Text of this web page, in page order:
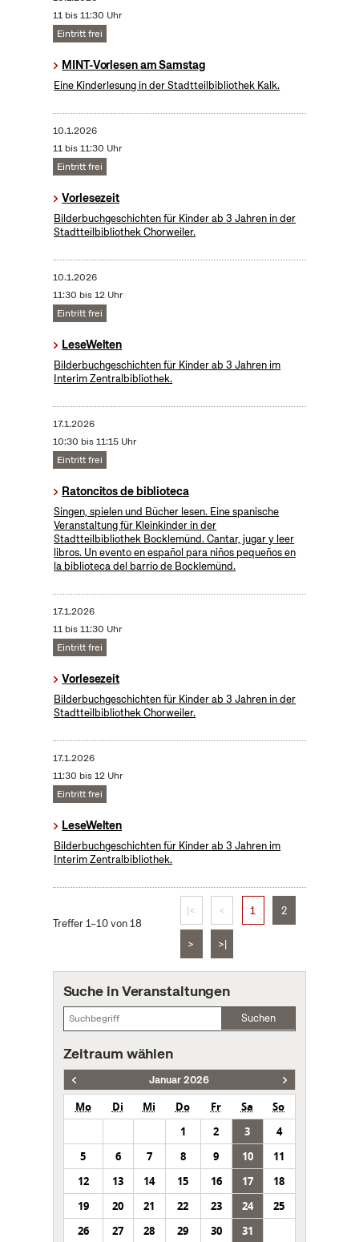
11 bis 11:30 Uhr
Eintritt frei
MINT-Vorlesen am Samstag
Eine Kinderlesung in der Stadtteilbibliothek Kalk.
10.1.2026
11 bis 11:30 Uhr
Eintritt frei
Vorlesezeit
Bilderbuchgeschichten für Kinder ab 3 Jahren in der
Stadtteilbibliothek Chorweiler.
10.1.2026
11:30 bis 12 Uhr
Eintritt frei
LeseWelten
Bilderbuchgeschichten für Kinder ab 3 Jahren im
Interim Zentralbibliothek.
17.1.2026
10:30 bis 11:15 Uhr
Eintritt frei
Ratoncitos de biblioteca
Singen, spielen und Bücher lesen. Eine spanische
Veranstaltung für Kleinkinder in der
Stadtteilbibliothek Bocklemünd. Cantar, jugar y leer
libros. Un evento en español para niños pequeños en
la biblioteca del barrio de Bocklemünd.
17.1.2026
11 bis 11:30 Uhr
Eintritt frei
Vorlesezeit
Bilderbuchgeschichten für Kinder ab 3 Jahren in der
Stadtteilbibliothek Chorweiler.
17.1.2026
11:30 bis 12 Uhr
Eintritt frei
LeseWelten
Bilderbuchgeschichten für Kinder ab 3 Jahren im
Interim Zentralbibliothek.
Treffer 1–10 von 18
|< < 1 2
> >|
Suche in Veranstaltungen
Suchen
Zeitraum wählen
Januar 2026
Mo Di Mi Do Fr Sa
So
1
2 3
4
5
6 7 8 9 10
11
12
13 14 15 16 17
18
19
20 21 22 23 24
25
26
27 28 29 30 31